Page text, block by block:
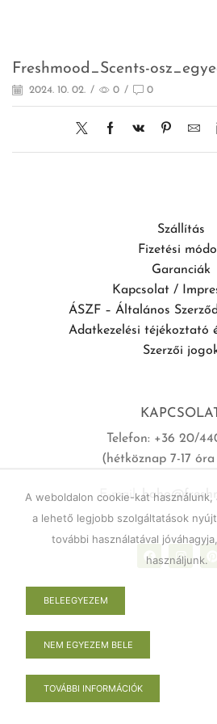
Freshmood_Scents-
2024. 10. 02. / 0 / 0
Szállítás
Fizetési
Garanciák
Kapcsolat /
ÁSZF – Általános
Adatkezelési téjékoztató
Szerzői
Telefon: +36 20/
(hétköznap 7-17
E-mail:
A weboldalon cookie-kat
a lehető legjobb szolgáltatások
további használatával
használjunk.
BELEEGYEZEM
NEM EGYEZEM BELE
TOVÁBBI INFORMÁCIÓK